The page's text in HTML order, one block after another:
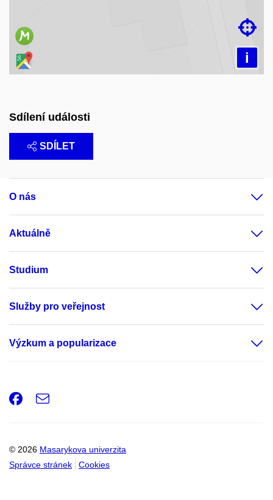
i

Sdílení události
SDÍLET
O nás
Aktuálně
Studium
Služby pro veřejnost
Výzkum a popularizace
© 2026 Masarykova univerzita
Správce stránek
Cookies
Facebook
e-